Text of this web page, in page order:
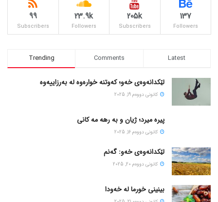
137
Followers
205k
Subscribers
23.9k
Followers
99
Subscribers
Trending Comments Latest
لێکدانەوەی خەو؛ کەوتنە خوارەوە لە بەرزاییەوە
كانونی دووه‌م 19, 2025
پیره میرد؛ ژیان و به رهه مه کانی
كانونی دووه‌م 16, 2025
لێکدانەوەی خەو: گەنم
كانونی دووه‌م 20, 2025
بینینی خورما لە خەودا